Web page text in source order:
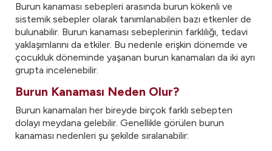
Burun kanaması sebepleri arasında burun kökenli ve
sistemik sebepler olarak tanımlanabilen bazı etkenler de
bulunabilir. Burun kanaması sebeplerinin farklılığı, tedavi
yaklaşımlarını da etkiler. Bu nedenle erişkin dönemde ve
çocukluk döneminde yaşanan burun kanamaları da iki ayrı
grupta incelenebilir.
Burun Kanaması Neden Olur?
Burun kanamaları her bireyde birçok farklı sebepten
dolayı meydana gelebilir. Genellikle görülen burun
kanaması nedenleri şu şekilde sıralanabilir: